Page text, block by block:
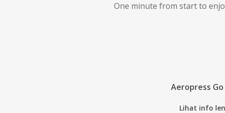
One minute from start to
Aeropress
Lihat info